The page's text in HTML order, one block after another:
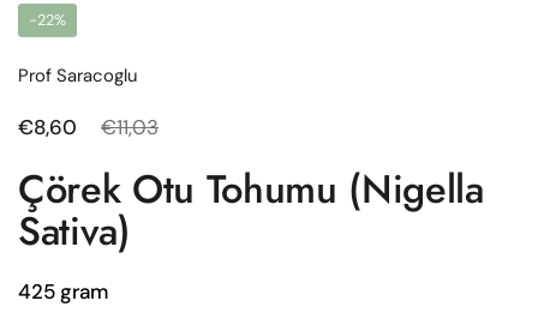
-22%
Prof Saracoglu
Normal fiyat
€8,60 Satış fiyatı
€11,03
Çörek Otu Tohumu (Nigella
Sativa)
425 gram